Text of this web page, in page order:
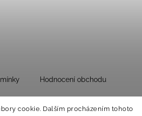
cookie. Dalším procházením tohoto
Hodnocení obchodu